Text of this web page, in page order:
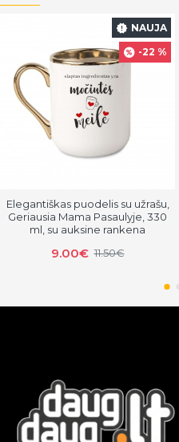
NAUJA
-22 %
Elegantiškas puodelis su užrašu,
Geriausia Mama Pasaulyje, 330
ml, su auksine rankena
9.00€ 11.50€